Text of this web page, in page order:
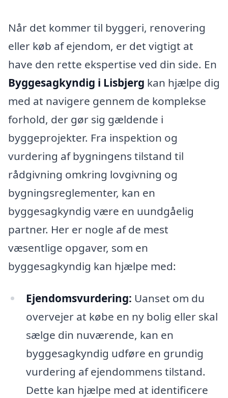
Når det kommer til byggeri, renovering
eller køb af ejendom, er det vigtigt at
have den rette ekspertise ved din side. En
Byggesagkyndig i Lisbjerg kan hjælpe dig
med at navigere gennem de komplekse
forhold, der gør sig gældende i
byggeprojekter. Fra inspektion og
vurdering af bygningens tilstand til
rådgivning omkring lovgivning og
bygningsreglementer, kan en
byggesagkyndig være en uundgåelig
partner. Her er nogle af de mest
væsentlige opgaver, som en
byggesagkyndig kan hjælpe med:
Ejendomsvurdering: Uanset om du
overvejer at købe en ny bolig eller skal
sælge din nuværende, kan en
byggesagkyndig udføre en grundig
vurdering af ejendommens tilstand.
Dette kan hjælpe med at identificere